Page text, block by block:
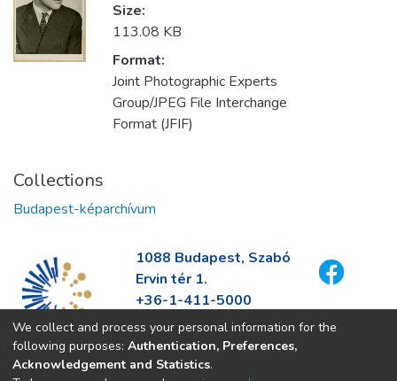
Size:
113.08 KB
Format:
Joint Photographic Experts
Group/JPEG File Interchange
Format (JFIF)
Collections
Budapest-képarchívum
1088 Budapest, Szabó
Ervin tér 1.
+36-1-411-5000
info@fszek.hu
https://fszek.hu
We collect and process your personal information for the
following purposes: Authentication, Preferences,
Acknowledgement and Statistics.